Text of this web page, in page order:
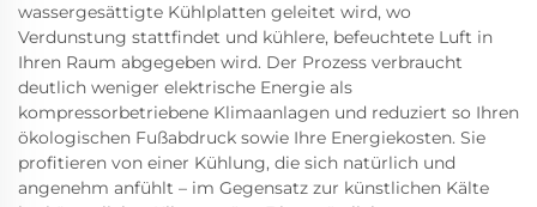
wassergesättigte Kühlplatten geleitet wird, wo
Verdunstung stattfindet und kühlere, befeuchtete Luft in
Ihren Raum abgegeben wird. Der Prozess verbraucht
deutlich weniger elektrische Energie als
kompressorbetriebene Klimaanlagen und reduziert so Ihren
ökologischen Fußabdruck sowie Ihre Energiekosten. Sie
profitieren von einer Kühlung, die sich natürlich und
angenehm anfühlt – im Gegensatz zur künstlichen Kälte